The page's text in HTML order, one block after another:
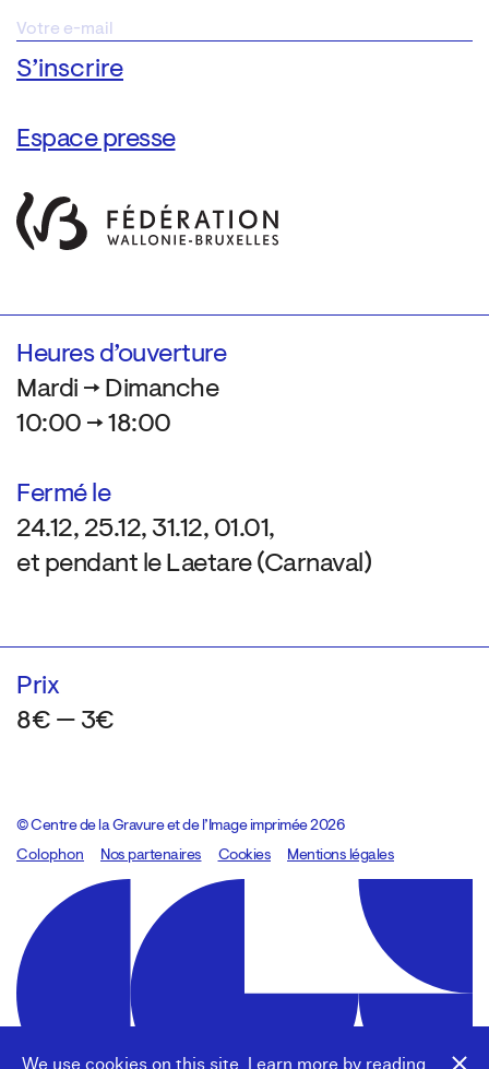
We use cookies on this site. Learn more by reading
Espace presse
Heures d’ouverture
Mardi → Dimanche
10:00 → 18:00
Fermé le
24.12, 25.12, 31.12, 01.01,
et pendant le Laetare (Carnaval)
Prix
8€ — 3€
© Centre de la Gravure et de l’Image imprimée 2026
Colophon
Design:Marcel Kaczmarek, code:8080.studio
Nos partenaires Cookies Mentions légales